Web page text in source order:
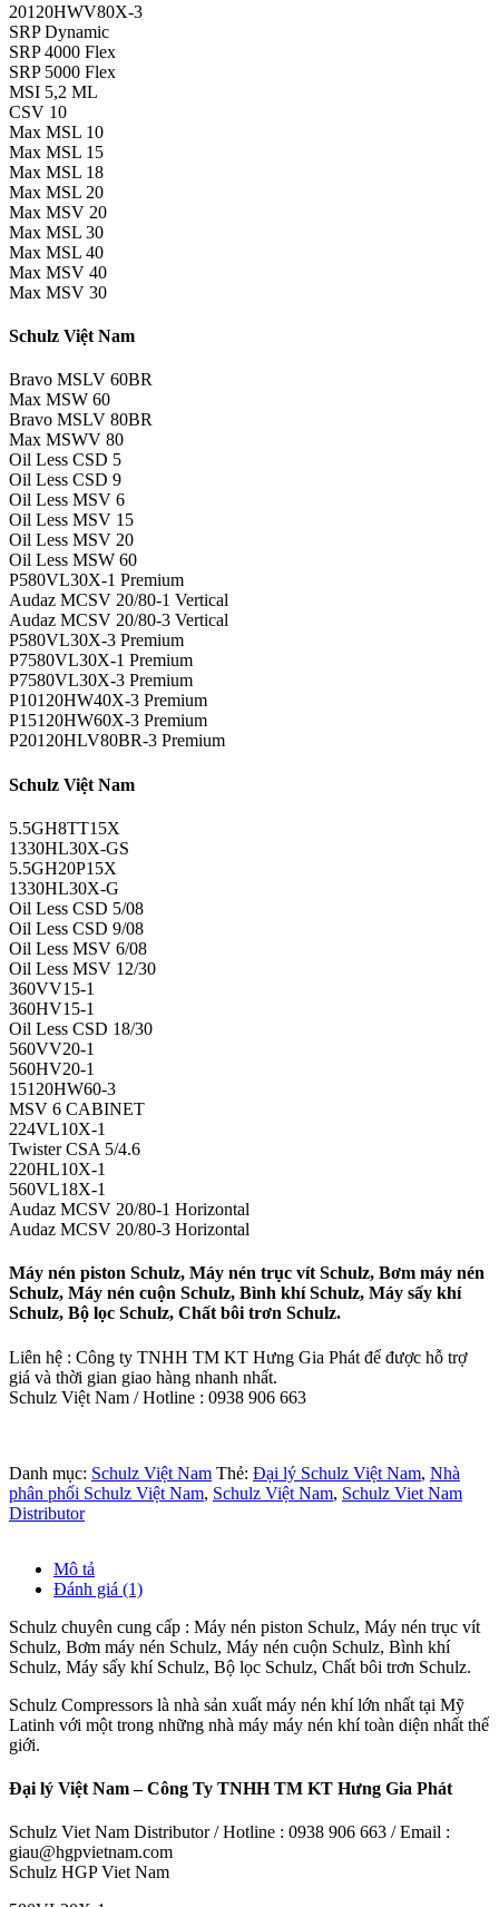
20120HWV80X-3
SRP Dynamic
SRP 4000 Flex
SRP 5000 Flex
MSI 5,2 ML
CSV 10
Max MSL 10
Max MSL 15
Max MSL 18
Max MSL 20
Max MSV 20
Max MSL 30
Max MSL 40
Max MSV 40
Max MSV 30
Schulz Việt Nam
Bravo MSLV 60BR
Max MSW 60
Bravo MSLV 80BR
Max MSWV 80
Oil Less CSD 5
Oil Less CSD 9
Oil Less MSV 6
Oil Less MSV 15
Oil Less MSV 20
Oil Less MSW 60
P580VL30X-1 Premium
Audaz MCSV 20/80-1 Vertical
Audaz MCSV 20/80-3 Vertical
P580VL30X-3 Premium
P7580VL30X-1 Premium
P7580VL30X-3 Premium
P10120HW40X-3 Premium
P15120HW60X-3 Premium
P20120HLV80BR-3 Premium
Schulz Việt Nam
5.5GH8TT15X
1330HL30X-GS
5.5GH20P15X
1330HL30X-G
Oil Less CSD 5/08
Oil Less CSD 9/08
Oil Less MSV 6/08
Oil Less MSV 12/30
360VV15-1
360HV15-1
Oil Less CSD 18/30
560VV20-1
560HV20-1
15120HW60-3
MSV 6 CABINET
224VL10X-1
Twister CSA 5/4.6
220HL10X-1
560VL18X-1
Audaz MCSV 20/80-1 Horizontal
Audaz MCSV 20/80-3 Horizontal
Máy nén piston Schulz, Máy nén trục vít Schulz, Bơm máy nén
Schulz, Máy nén cuộn Schulz, Bình khí Schulz, Máy sấy khí
Schulz, Bộ lọc Schulz, Chất bôi trơn Schulz.
Liên hệ : Công ty TNHH TM KT Hưng Gia Phát để được hỗ trợ
giá và thời gian giao hàng nhanh nhất.
Schulz Việt Nam / Hotline : 0938 906 663
Danh mục: Schulz Việt Nam Thẻ: Đại lý Schulz Việt Nam, Nhà
phân phối Schulz Việt Nam, Schulz Việt Nam, Schulz Viet Nam
Distributor
Mô tả
Đánh giá (1)
Schulz chuyên cung cấp : Máy nén piston Schulz, Máy nén trục vít
Schulz, Bơm máy nén Schulz, Máy nén cuộn Schulz, Bình khí
Schulz, Máy sấy khí Schulz, Bộ lọc Schulz, Chất bôi trơn Schulz.
Schulz Compressors là nhà sản xuất máy nén khí lớn nhất tại Mỹ
Latinh với một trong những nhà máy máy nén khí toàn diện nhất thế
giới.
Đại lý Việt Nam – Công Ty TNHH TM KT Hưng Gia Phát
Schulz Viet Nam Distributor / Hotline : 0938 906 663 / Email :
giau@hgpvietnam.com
Schulz HGP Viet Nam